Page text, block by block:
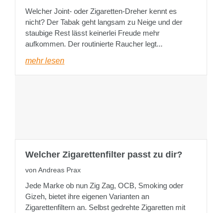
Welcher Joint- oder Zigaretten-Dreher kennt es
nicht? Der Tabak geht langsam zu Neige und der
staubige Rest lässt keinerlei Freude mehr
aufkommen. Der routinierte Raucher legt...
mehr lesen
Welcher Zigarettenfilter passt zu dir?
von Andreas Prax
Jede Marke ob nun Zig Zag, OCB, Smoking oder
Gizeh, bietet ihre eigenen Varianten an
Zigarettenfiltern an. Selbst gedrehte Zigaretten mit